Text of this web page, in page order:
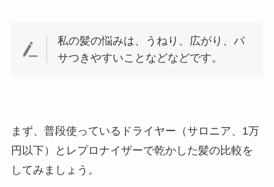
私の髪の悩みは、うねり、広がり、パ
サつきやすいことなどなどです。
まず、普段使っているドライヤー（サロニア、1万
円以下）とレプロナイザーで乾かした髪の比較を
してみましょう。